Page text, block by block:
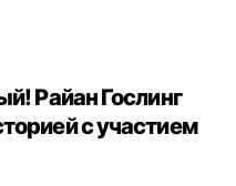
Райан Гослинг
с участием